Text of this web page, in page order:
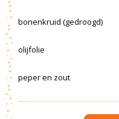
bonenkruid (gedroogd)
olijfolie
peper en zout